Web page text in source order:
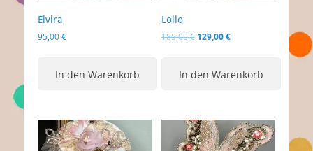
Elvira
95,00€
In den Warenkorb
Lollo
185,00€ Ursprünglicher
185,00 €
129,00€Aktueller
129,00 €.
In den Warenkorb